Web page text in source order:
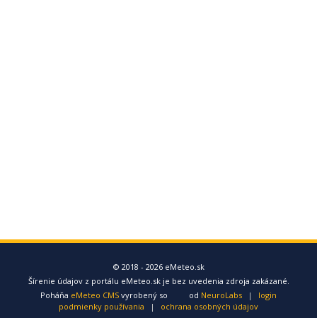
© 2018 - 2026 eMeteo.sk
Šírenie údajov z portálu eMeteo.sk je bez uvedenia zdroja zakázané.
Poháňa eMeteo CMS vyrobený so od NeuroLabs |
login
podmienky používania
| ochrana osobných údajov